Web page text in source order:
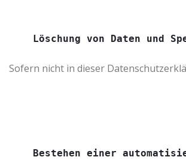
Löschung von Daten und
Sofern nicht in dieser
Bestehen einer